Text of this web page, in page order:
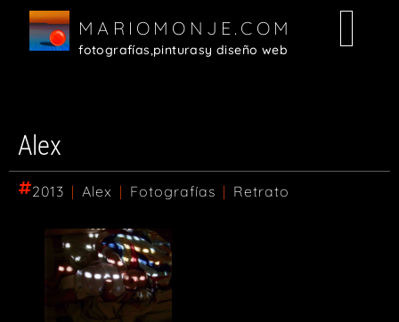
MARIOMONJE.COM
fotografías,pinturasy diseño web
Alex
2013 | Alex | Fotografías | Retrato